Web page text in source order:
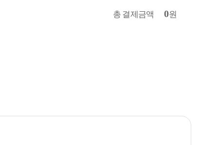
총 결제금액 0원